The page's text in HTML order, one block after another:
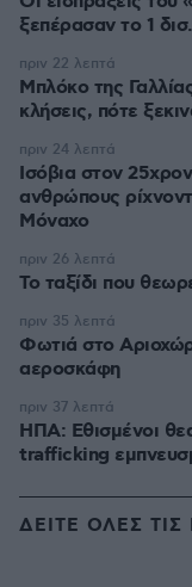
ξεπέρασαν το 1
Μπλόκο της
κλήσεις, πότε
πριν 22 λεπτά
Ισόβια στον
ανθρώπους
Μόναχο
πριν 24 λεπτά
Το ταξίδι που
πριν 26 λεπτά
Φωτιά στο
αεροσκάφη
πριν 35 λεπτά
ΗΠΑ: Εθισμένοι
trafficking
πριν 37 λεπτά
ΔΕΙΤΕ ΟΛΕΣ ΤΙΣ